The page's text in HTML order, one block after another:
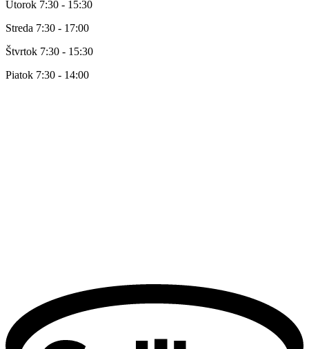
Utorok 7:30 - 15:30
Streda 7:30 - 17:00
Štvrtok 7:30 - 15:30
Piatok 7:30 - 14:00